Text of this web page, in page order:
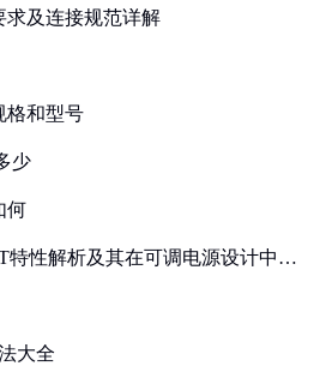
求及连接规范详解
格和型号
少
何
特性解析及其在可调电源设计中的
大全